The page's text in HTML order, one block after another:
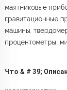
маятниковые
гравитационные
машины,
процентометры,
Что & # 39;